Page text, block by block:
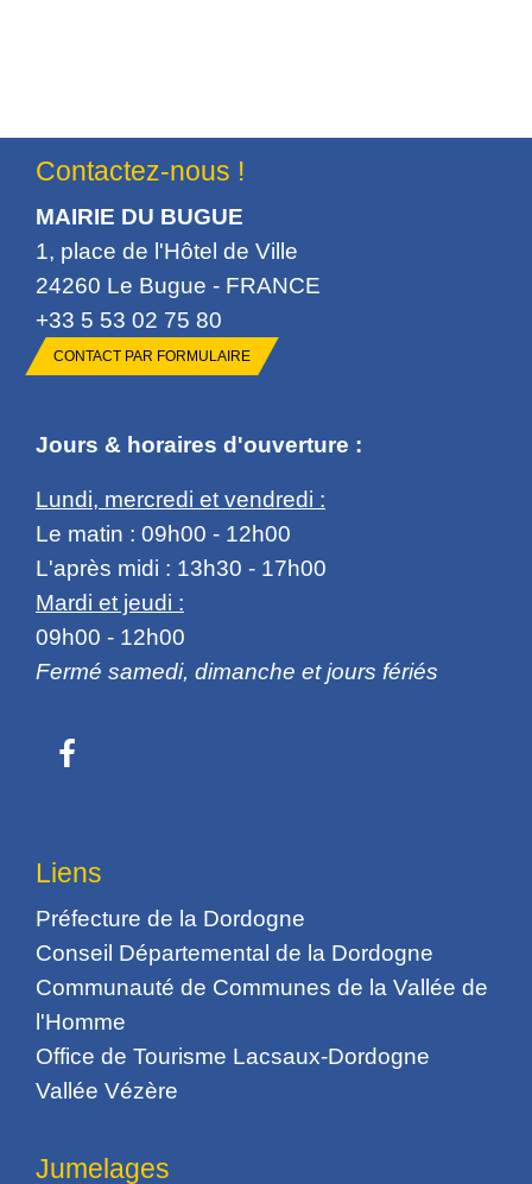
Contactez-nous !
MAIRIE DU BUGUE
1, place de l'Hôtel de Ville
24260 Le Bugue - FRANCE
+33 5 53 02 75 80
CONTACT PAR FORMULAIRE
Jours & horaires d'ouverture :
Lundi, mercredi et vendredi :
Le matin : 09h00 - 12h00
L'après midi : 13h30 - 17h00
Mardi et jeudi :
09h00 - 12h00
Fermé samedi, dimanche et jours fériés
Liens
Préfecture de la Dordogne
Conseil Départemental de la Dordogne
Communauté de Communes de la Vallée de
l'Homme
Office de Tourisme Lacsaux-Dordogne
Vallée Vézère
Jumelages